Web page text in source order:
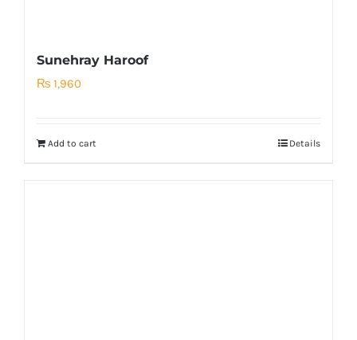
Sunehray Haroof
₨ 1,960
Add to cart Details